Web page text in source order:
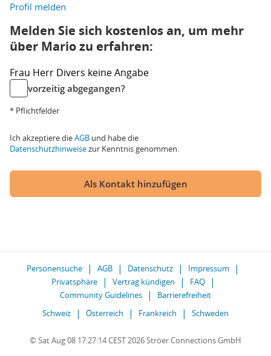
Profil melden
Melden Sie sich kostenlos an, um mehr
über Mario zu erfahren:
Frau Herr Divers keine Angabe
vorzeitig abgegangen?
* Pflichtfelder
Ich akzeptiere dieAGB und habe die
Datenschutzhinweisezur Kenntnis genommen.
Als Kontakt hinzufügen
Personensuche AGB Datenschutz
Impressum
Privatsphäre
Vertrag kündigen
FAQ
Community Guidelines
Barrierefreiheit
Schweiz
Österreich Frankreich Schweden
© Sat Aug 08 17:27:14 CEST 2026 Ströer Connections GmbH